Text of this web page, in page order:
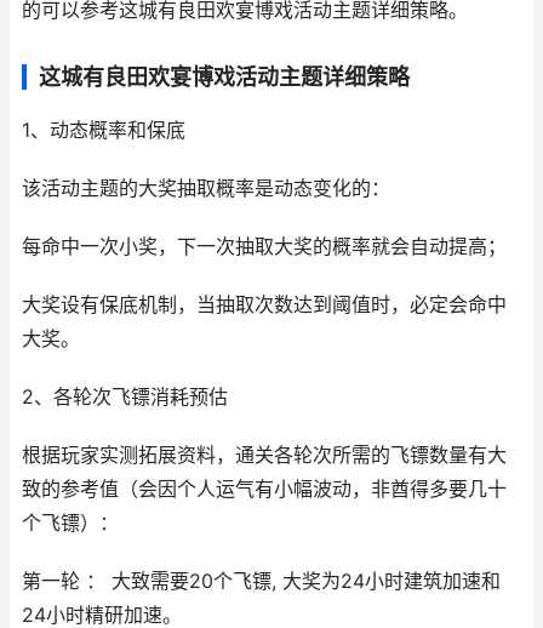
的可以参考这城有良田欢宴博戏活动主题详细策略。
这城有良田欢宴博戏活动主题详细策略
1、动态概率和保底
该活动主题的大奖抽取概率是动态变化的：
每命中一次小奖，下一次抽取大奖的概率就会自动提高；
大奖设有保底机制，当抽取次数达到阈值时，必定会命中
大奖。
2、各轮次飞镖消耗预估
根据玩家实测拓展资料，通关各轮次所需的飞镖数量有大
致的参考值（会因个人运气有小幅波动，非酋得多要几十
个飞镖）：
第一轮 ： 大致需要20个飞镖, 大奖为24小时建筑加速和
24小时精研加速。